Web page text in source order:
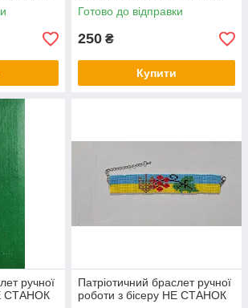
Готово до відправки
250 ₴
Купити
ручної
СТАНОК
Патріотичний браслет ручної
роботи з бісеру НЕ СТАНОК